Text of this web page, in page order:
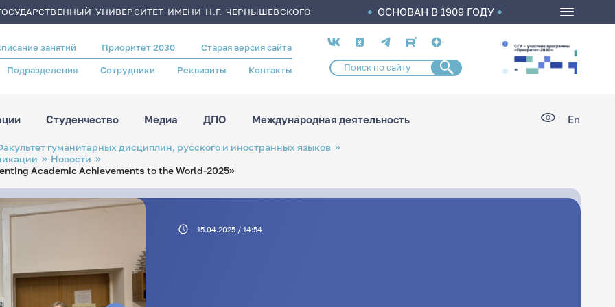
УНИВЕРСИТЕТ ИМЕНИ Н.Г. ЧЕРНЫШЕВСКОГО ОСНОВАН В 1909 ГОДУ
занятий Приоритет 2030 Старая версия сайта
Подразделения Сотрудники Реквизиты Контакты
Социальные
сети
Студенчество Медиа ДПО Международная деятельность En
гуманитарных дисциплин, русского и иностранных языков
Новости
Academic Achievements to the World-2025»
15.04.2025 / 14:54